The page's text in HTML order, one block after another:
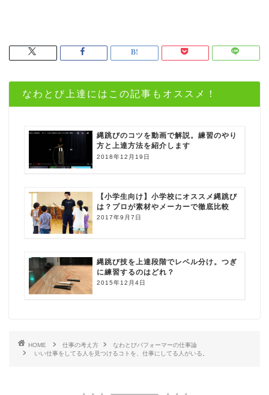
なわとび上達にはこの記事もオススメ！
縄跳びのコツを動画で解説。練習のやり
方と上達方法を紹介します
2018年12月19日
【小学生向け】小学校にオススメ縄跳び
は？プロが素材やメーカーで徹底比較
2017年9月7日
縄跳び技を上達段階でレベル分け。つぎ
に練習するのはどれ？
2015年12月4日
HOME 仕事の考え方
なわとびパフォーマーの仕事論
いい仕事をしてる人を見つけるコトを、仕事にしてる人がいる。